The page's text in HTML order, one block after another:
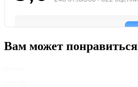
Вам может понравиться